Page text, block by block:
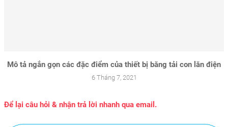
Mô tả ngắn gọn các đặc điểm của thiết bị băng tải con lăn điện
6 Tháng 7, 2021
Để lại câu hỏi & nhận trả lời nhanh qua email.